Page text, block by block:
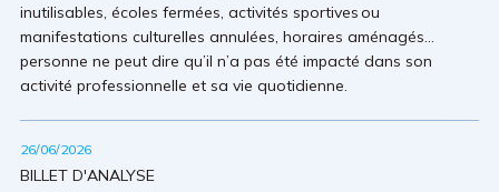
inutilisables, écoles fermées, activités sportives ou
manifestations culturelles annulées, horaires aménagés…
personne ne peut dire qu’il n’a pas été impacté dans son
activité professionnelle et sa vie quotidienne.
26/06/2026
BILLET D'ANALYSE